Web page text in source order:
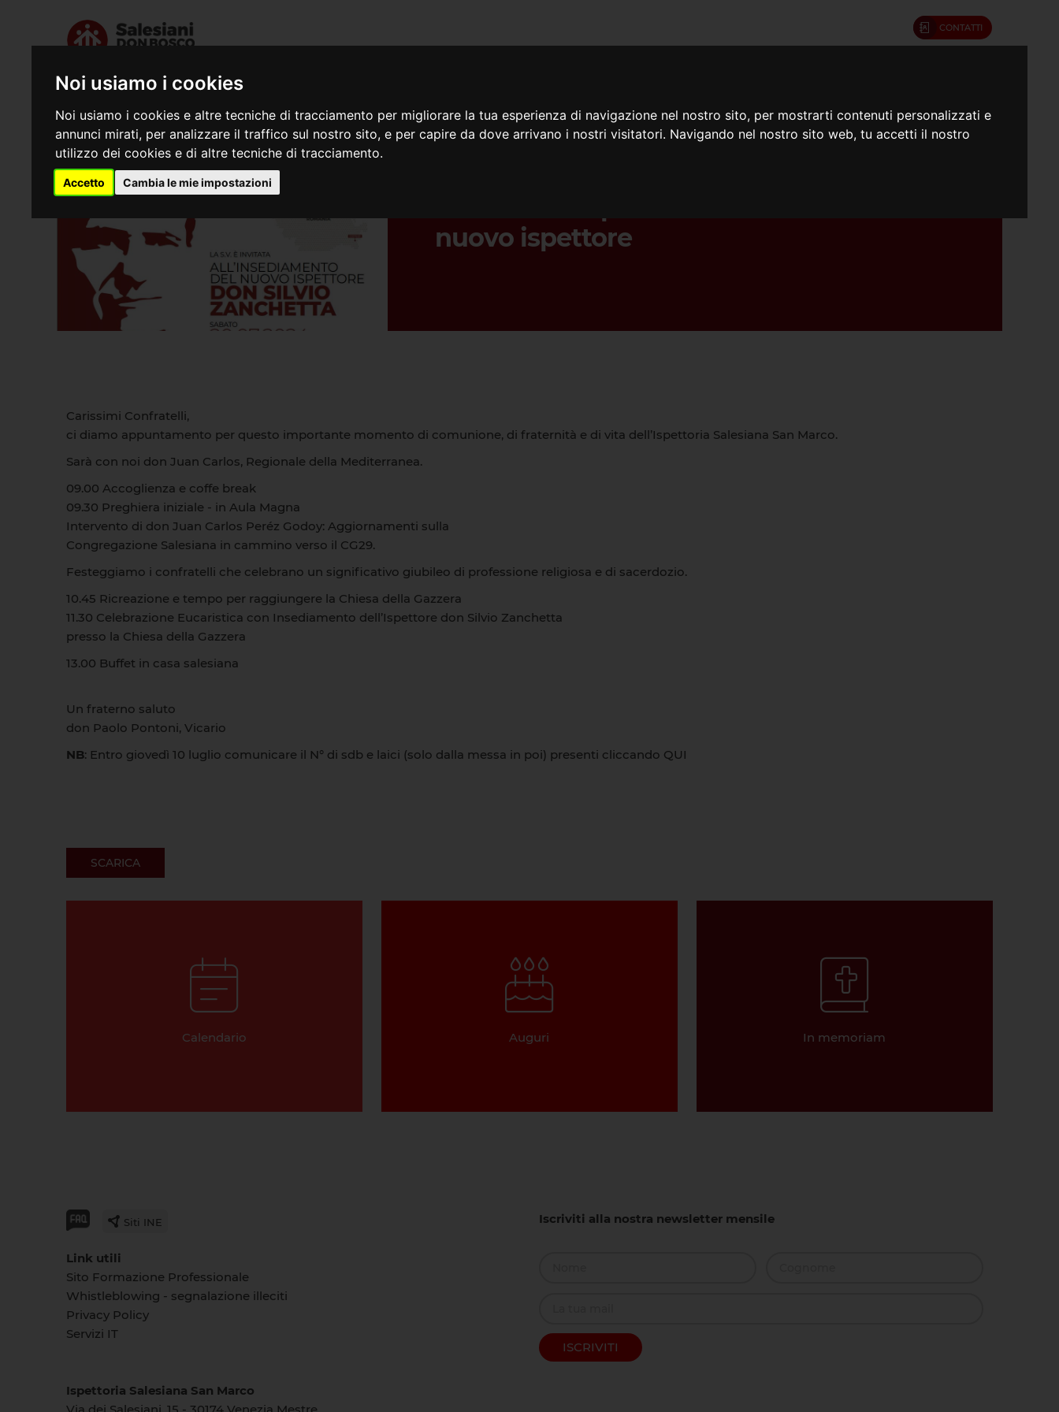
Noi usiamo i cookies
Noi usiamo i cookies e altre tecniche di tracciamento per migliorare la tua esperienza di navigazione nel nostro sito, per mostrarti contenuti personalizzati e
annunci mirati, per analizzare il traffico sul nostro sito, e per capire da dove arrivano i nostri visitatori. Navigando nel nostro sito web, tu accetti il nostro
utilizzo dei cookies e di altre tecniche di tracciamento.
Accetto Cambia le mie impostazioni
CONTATTI
Chi siamo
nuovo ispettore
Carissimi Confratelli,
ci diamo appuntamento per questo importante momento di comunione, di fraternità e di vita dell’Ispettoria Salesiana San Marco.
Sarà con noi don Juan Carlos, Regionale della Mediterranea.
09.00 Accoglienza e coffe break
09.30 Preghiera iniziale - in Aula Magna
Intervento di don Juan Carlos Peréz Godoy: Aggiornamenti sulla
Congregazione Salesiana in cammino verso il CG29.
Festeggiamo i confratelli che celebrano un significativo giubileo di professione religiosa e di sacerdozio.
10.45 Ricreazione e tempo per raggiungere la Chiesa della Gazzera
11.30 Celebrazione Eucaristica con Insediamento dell’Ispettore don Silvio Zanchetta
presso la Chiesa della Gazzera
13.00 Buffet in casa salesiana
Un fraterno saluto
don Paolo Pontoni, Vicario
NB: Entro giovedì 10 luglio comunicare il N° di sdb e laici (solo dalla messa in poi) presenti cliccando QUI
SCARICA
Calendario Auguri In memoriam
Siti INE
Link utili
Sito Formazione Professionale
Whistleblowing - segnalazione illeciti
Privacy Policy
Servizi IT
Ispettoria Salesiana San Marco
Iscriviti alla nostra newsletter mensile